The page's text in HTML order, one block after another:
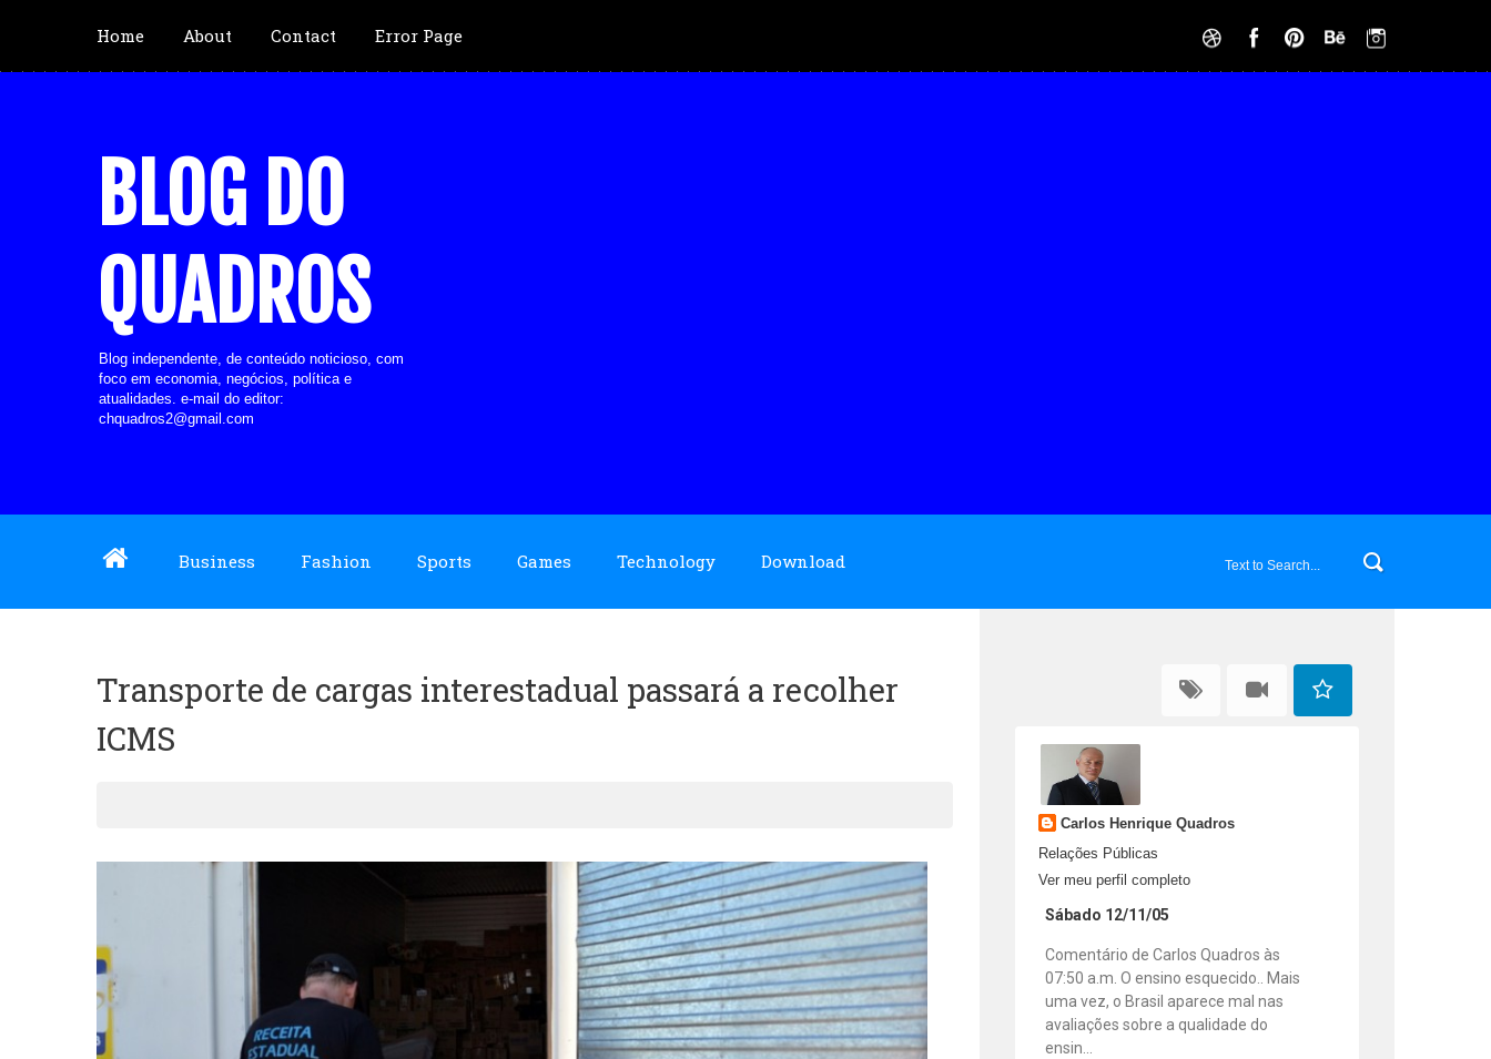
Home About Contact Error Page
BLOG DO
QUADROS
Blog independente, de conteúdo noticioso, com
foco em economia, negócios, política e
atualidades. e-mail do editor:
chquadros2@gmail.com
Business Fashion Sports Games Technology Download
Transporte de cargas interestadual passará a recolher
ICMS
Carlos Henrique Quadros
Relações Públicas
Ver meu perfil completo
Sábado 12/11/05
Comentário de Carlos Quadros às
07:50 a.m. O ensino esquecido.. Mais
uma vez, o Brasil aparece mal nas
avaliações sobre a qualidade do
ensin...